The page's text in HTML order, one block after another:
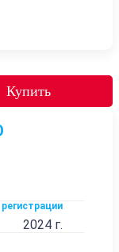
Купить
2024 г.